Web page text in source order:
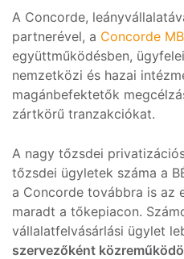
A Concorde,
partnerével, a Concorde
együttműködésben,
nemzetközi és hazai
magánbefektetők
zártkörű tranzakciókat.
A nagy tőzsdei
tőzsdei ügyletek száma a
a Concorde továbbra is az
maradt a tőkepiacon.
vállalatfelvásárlási ügylet
szervezőként